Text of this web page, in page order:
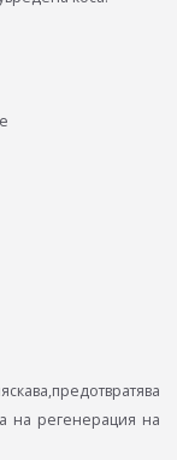
на регенерация на